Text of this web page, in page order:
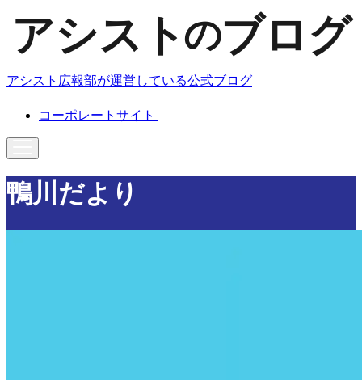
アシスト広報部が運営している公式ブログ
コーポレートサイト
鴨川だより